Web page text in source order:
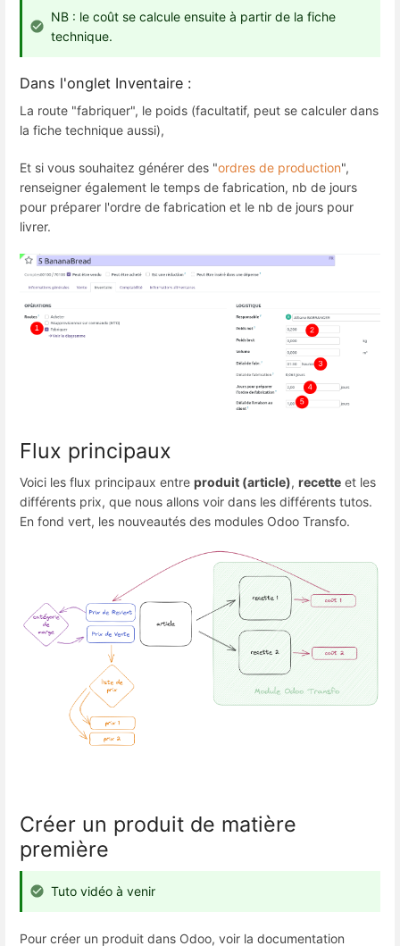
NB : le coût se calcule ensuite à partir de la fiche
technique.
Dans l'onglet Inventaire :
La route "fabriquer", le poids (facultatif, peut se calculer dans
la fiche technique aussi),
Et si vous souhaitez générer des "ordres de production",
renseigner également le temps de fabrication, nb de jours
pour préparer l'ordre de fabrication et le nb de jours pour
livrer.
Flux principaux
Voici les flux principaux entre produit (article), recette et les
différents prix, que nous allons voir dans les différents tutos.
En fond vert, les nouveautés des modules Odoo Transfo.
Créer un produit de matière
première
Tuto vidéo à venir
Pour créer un produit dans Odoo, voir la documentation